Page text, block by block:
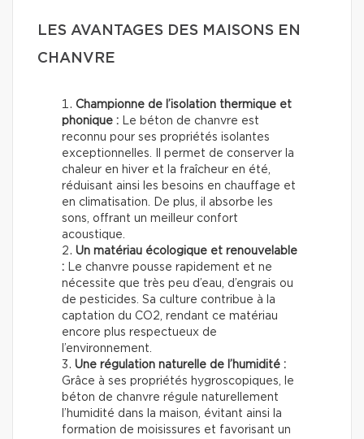
LES AVANTAGES DES MAISONS EN
CHANVRE
Championne de l’isolation thermique et
phonique :
Le béton de chanvre est
reconnu pour ses propriétés isolantes
exceptionnelles. Il permet de conserver la
chaleur en hiver et la fraîcheur en été,
réduisant ainsi les besoins en chauffage et
en climatisation. De plus, il absorbe les
sons, offrant un meilleur confort
acoustique.
Un matériau écologique et renouvelable
:
Le chanvre pousse rapidement et ne
nécessite que très peu d’eau, d’engrais ou
de pesticides. Sa culture contribue à la
captation du CO2, rendant ce matériau
encore plus respectueux de
l’environnement.
Une régulation naturelle de l’humidité :
Grâce à ses propriétés hygroscopiques, le
béton de chanvre régule naturellement
l’humidité dans la maison, évitant ainsi la
formation de moisissures et favorisant un